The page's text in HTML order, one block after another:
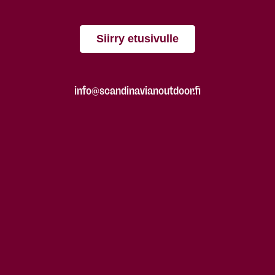
Siirry etusivulle
info@scandinavianoutdoor.fi